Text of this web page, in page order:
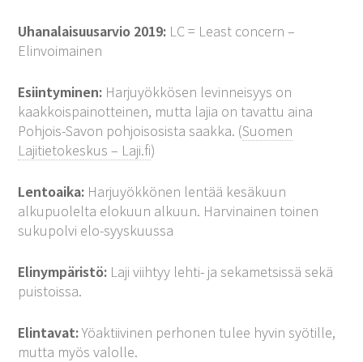
Uhanalaisuusarvio 2019: LC = Least concern –
Elinvoimainen
Esiintyminen: Harjuyökkösen levinneisyys on
kaakkoispainotteinen, mutta lajia on tavattu aina
Pohjois-Savon pohjoisosista saakka. (Suomen
Lajitietokeskus – Laji.fi)
Lentoaika: Harjuyökkönen lentää kesäkuun
alkupuolelta elokuun alkuun. Harvinainen toinen
sukupolvi elo-syyskuussa
Elinympäristö: Laji viihtyy lehti- ja sekametsissä sekä
puistoissa.
Elintavat:Yöaktiivinen perhonen tulee hyvin syötille,
mutta myös valolle.